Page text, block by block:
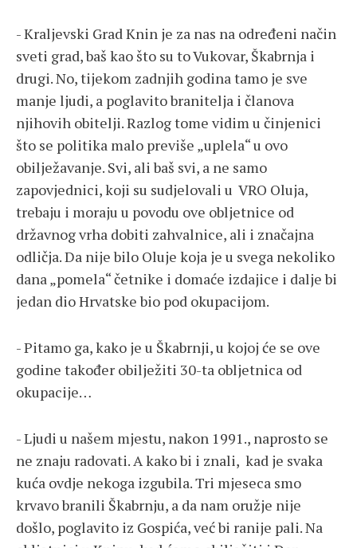
- Kraljevski Grad Knin je za nas na određeni način
sveti grad, baš kao što su to Vukovar, Škabrnja i
drugi. No, tijekom zadnjih godina tamo je sve
manje ljudi, a poglavito branitelja i članova
njihovih obitelji. Razlog tome vidim u činjenici
što se politika malo previše „uplela“ u ovo
obilježavanje. Svi, ali baš svi, a ne samo
zapovjednici, koji su sudjelovali u VRO Oluja,
trebaju i moraju u povodu ove obljetnice od
državnog vrha dobiti zahvalnice, ali i značajna
odličja. Da nije bilo Oluje koja je u svega nekoliko
dana „pomela“ četnike i domaće izdajice i dalje bi
jedan dio Hrvatske bio pod okupacijom.
- Pitamo ga, kako je u Škabrnji, u kojoj će se ove
godine također obilježiti 30-ta obljetnica od
okupacije…
- Ljudi u našem mjestu, nakon 1991., naprosto se
ne znaju radovati. A kako bi i znali, kad je svaka
kuća ovdje nekoga izgubila. Tri mjeseca smo
krvavo branili Škabrnju, a da nam oružje nije
došlo, poglavito iz Gospića, već bi ranije pali. Na